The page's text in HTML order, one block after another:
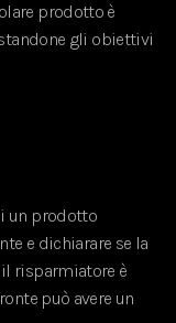
prodotto è
gli obiettivi
un prodotto
e dichiarare se la
risparmiatore è
può avere un